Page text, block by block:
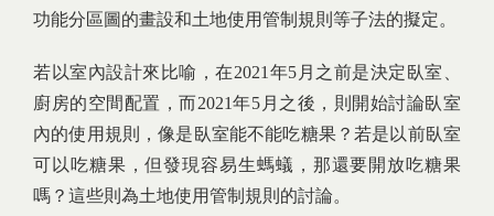
功能分區圖的畫設和土地使用管制規則等子法的擬定。
若以室內設計來比喻，在2021年5月之前是決定臥室、
廚房的空間配置，而2021年5月之後，則開始討論臥室
內的使用規則，像是臥室能不能吃糖果？若是以前臥室
可以吃糖果，但發現容易生螞蟻，那還要開放吃糖果
嗎？這些則為土地使用管制規則的討論。